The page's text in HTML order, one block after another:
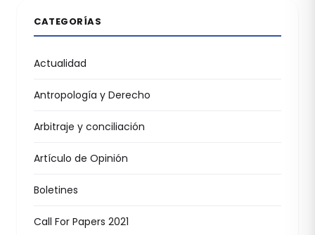
CATEGORÍAS
Actualidad
Antropología y Derecho
Arbitraje y conciliación
Artículo de Opinión
Boletines
Call For Papers 2021